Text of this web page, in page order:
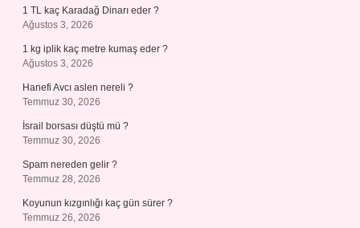
1 TL kaç Karadağ Dinarı eder ?
Ağustos 3, 2026
1 kg iplik kaç metre kumaş eder ?
Ağustos 3, 2026
Hanefi Avcı aslen nereli ?
Temmuz 30, 2026
İsrail borsası düştü mü ?
Temmuz 30, 2026
Spam nereden gelir ?
Temmuz 28, 2026
Koyunun kızgınlığı kaç gün sürer ?
Temmuz 26, 2026